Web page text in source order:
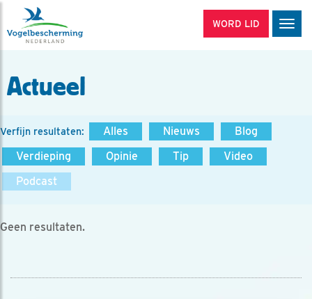
WORD LID
Actueel
Verfijn resultaten: Alles Nieuws
Blog
Verdieping
Opinie Tip
Video
Podcast
Geen resultaten.